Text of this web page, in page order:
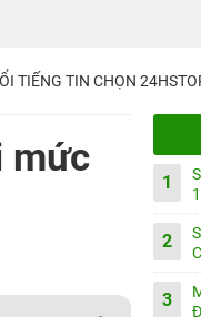
TIẾNG TIN CHỌN
mức
1
2
3